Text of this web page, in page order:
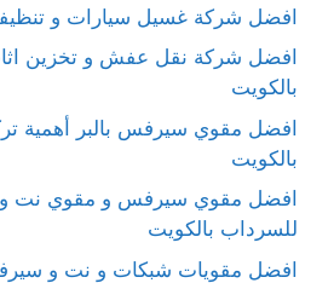
افضل شركة غسيل سيارات و
افضل شركة نقل عفش و تخزين
بالكويت
افضل مقوي سيرفس بالبر أهمية
بالكويت
افضل مقوي سيرفس و مقوي نت
للسرداب بالكويت
افضل مقويات شبكات و نت و